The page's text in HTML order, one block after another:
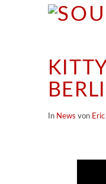
In News von Eric